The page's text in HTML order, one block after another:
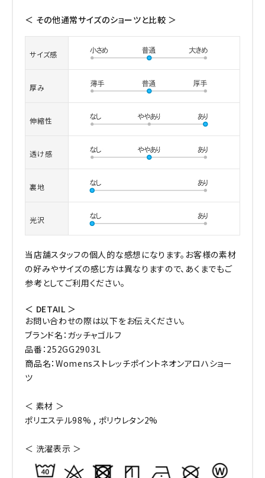
＜ その他通常サイズのショーツと比較 ＞
サイズ感
厚み
伸縮性
透け感
裏地
光沢
当店舗スタッフの個人的な感想になります。お客様の素材
の好みやサイズの感じ方は異なりますので、あくまでもご
参考としてご利用ください。
＜ DETAIL ＞
お問い合わせの際は以下をお伝えください。
ブランド名：ガッチャゴルフ
品番：252GG2903L
商品名：Womensストレッチポイントネオンアロハショー
ツ
＜ 素材 ＞
ポリエステル98% , ポリウレタン2%
＜ 洗濯表示 ＞